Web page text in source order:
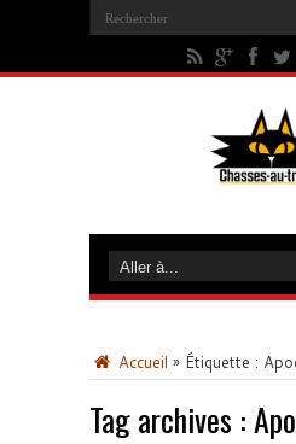
Accueil » Étiquette :
Tag archives :